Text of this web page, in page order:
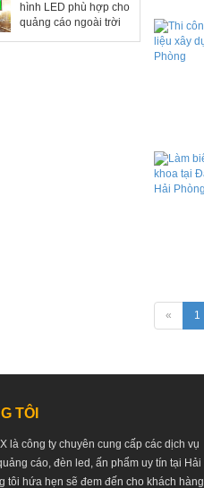
hình LED phù hợp cho
quảng cáo ngoài trời
« 1
TÔI
là công ty chuyên cung cấp các dịch vụ
cáo, đèn led, ấn phẩm uy tín tại Hải
tôi hứa hẹn sẽ đem đến cho khách hàng